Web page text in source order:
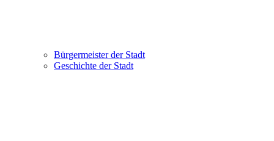
Bürgermeister der Stadt
Geschichte der Stadt